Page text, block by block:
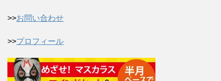
>>お問い合わせ
>>プロフィール